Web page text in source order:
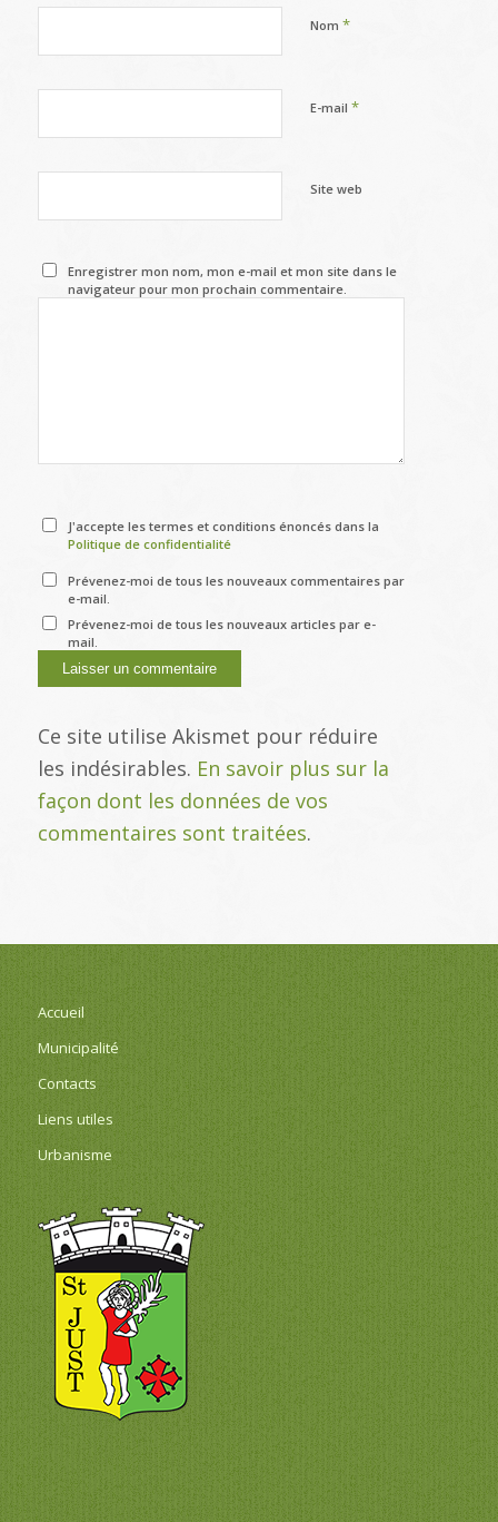
Nom *
E-mail *
Site web
Enregistrer mon nom, mon e-mail et mon site dans le
navigateur pour mon prochain commentaire.
J'accepte les termes et conditions énoncés dans la
Politique de confidentialité
Prévenez-moi de tous les nouveaux commentaires par
e-mail.
Prévenez-moi de tous les nouveaux articles par e-
mail.
Ce site utilise Akismet pour réduire
les indésirables. En savoir plus sur la
façon dont les données de vos
commentaires sont traitées.
Accueil
Municipalité
Contacts
Liens utiles
Urbanisme